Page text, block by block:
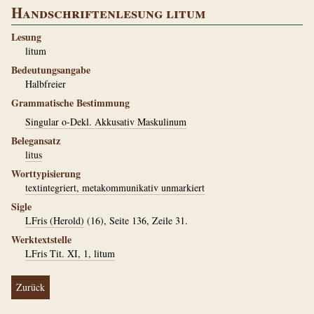
Handschriftenlesung litum
Lesung
litum
Bedeutungsangabe
Halbfreier
Grammatische Bestimmung
Singular o-Dekl. Akkusativ Maskulinum
Belegansatz
litus
Worttypisierung
textintegriert, metakommunikativ unmarkiert
Sigle
LFris (Herold) (16), Seite 136, Zeile 31.
Werktextstelle
LFris Tit. XI, 1, litum
Zurück